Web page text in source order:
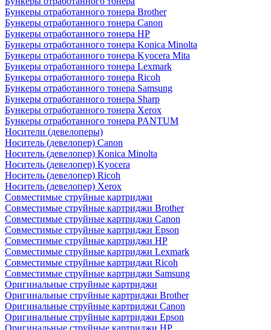
Бункеры отработанного тонера Brother
Бункеры отработанного тонера Canon
Бункеры отработанного тонера HP
Бункеры отработанного тонера Konica Minolta
Бункеры отработанного тонера Kyocera Mita
Бункеры отработанного тонера Lexmark
Бункеры отработанного тонера Ricoh
Бункеры отработанного тонера Samsung
Бункеры отработанного тонера Sharp
Бункеры отработанного тонера Xerox
Бункеры отработанного тонера PANTUM
Носители (девелоперы)
Носитель (девелопер) Canon
Носитель (девелопер) Konica Minolta
Носитель (девелопер) Kyocera
Носитель (девелопер) Ricoh
Носитель (девелопер) Xerox
Совместимые струйные картриджи
Совместимые струйные картриджи Brother
Совместимые струйные картриджи Canon
Совместимые струйные картриджи Epson
Совместимые струйные картриджи HP
Совместимые струйные картриджи Lexmark
Совместимые струйные картриджи Ricoh
Совместимые струйные картриджи Samsung
Оригинальные струйные картриджи
Оригинальные струйные картриджи Brother
Оригинальные струйные картриджи Canon
Оригинальные струйные картриджи Epson
Оригинальные струйные картриджи HP